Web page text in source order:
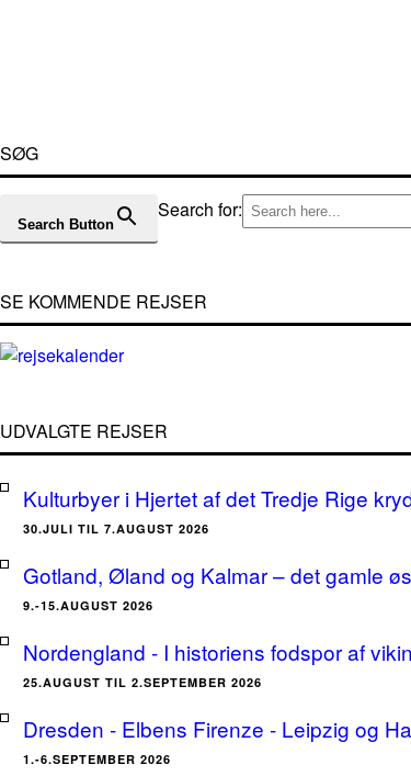
SØG
Search for:
Search Button
SE KOMMENDE REJSER
UDVALGTE REJSER
Kulturbyer i Hjertet af det Tredje Rige
30.JULI TIL 7.AUGUST 2026
Gotland, Øland og Kalmar – det gamle
9.-15.AUGUST 2026
Nordengland - I historiens fodspor af
25.AUGUST TIL 2.SEPTEMBER 2026
Dresden - Elbens Firenze - Leipzig og
1.-6.SEPTEMBER 2026